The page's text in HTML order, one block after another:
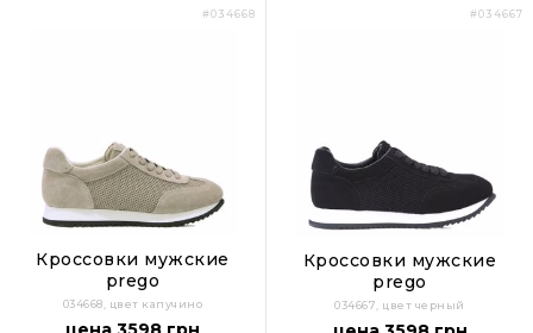
#034668
Кроссовки мужские
prego
034668, цвет капучино
#034667
Кроссовки мужские
prego
034667, цвет черный